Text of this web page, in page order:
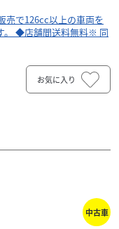
で126cc以上の車両を
。 ◆店舗間送料無料※ 同
お気に入り
中古車